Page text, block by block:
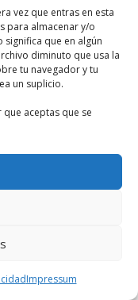
vez que entras en esta
para almacenar y/o
que en algún
diminuto que usa la
tu navegador y tu
un suplicio.
aceptas que se
Impressum